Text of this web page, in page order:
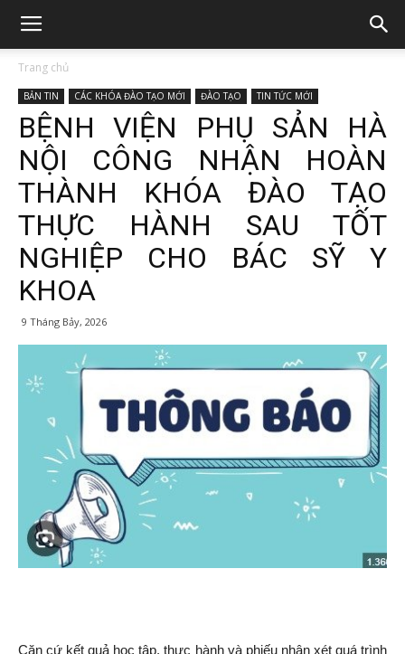
Trang chủ
BẢN TIN CÁC KHÓA ĐÀO TẠO MỚI ĐÀO TẠO TIN TỨC MỚI
BỆNH VIỆN PHỤ SẢN HÀ
NỘI CÔNG NHẬN HOÀN
THÀNH KHÓA ĐÀO TẠO
THỰC HÀNH SAU TỐT
NGHIỆP CHO BÁC SỸ Y
KHOA
9 Tháng Bảy, 2026
Căn cứ kết quả học tập, thực hành và phiếu nhận xét quá trình